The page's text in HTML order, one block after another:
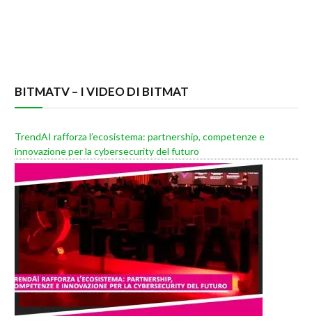
BITMATV – I VIDEO DI BITMAT
TrendAI rafforza l’ecosistema: partnership, competenze e
innovazione per la cybersecurity del futuro